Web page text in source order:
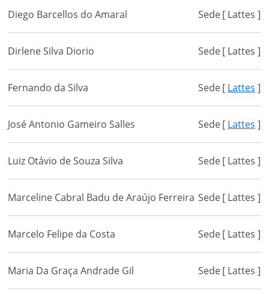
Diego Barcellos do Amaral Sede[ Lattes ]
Dirlene Silva Diorio Sede[ Lattes ]
Fernando da Silva Sede[ Lattes ]
José Antonio Gameiro Salles Sede[ Lattes ]
Luiz Otávio de Souza Silva Sede[ Lattes ]
Marceline Cabral Badu de Araújo Ferreira Sede[ Lattes ]
Marcelo Felipe da Costa Sede[ Lattes ]
Maria Da Graça Andrade Gil Sede[ Lattes ]